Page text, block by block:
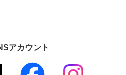
アカウント